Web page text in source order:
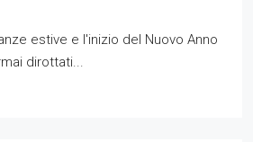
estive e l'inizio del Nuovo Anno
dirottati...